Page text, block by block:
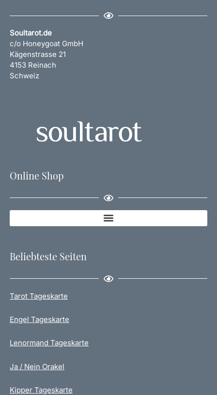
Soultarot.de
c/o Honeygoat GmbH
Kägenstrasse 21
4153 Reinach
Schweiz
Online Shop
Beliebteste Seiten
Tarot Tageskarte
Engel Tageskarte
Lenormand Tageskarte
Ja / Nein Orakel
Kipper Tageskarte